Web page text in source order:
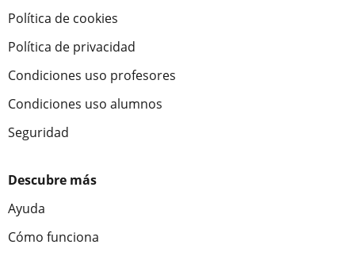
Política de cookies
Política de privacidad
Condiciones uso profesores
Condiciones uso alumnos
Seguridad
Descubre más
Ayuda
Cómo funciona